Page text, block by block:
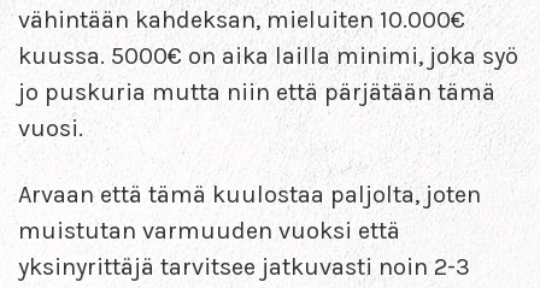
vähintään kahdeksan, mieluiten 10.000€
kuussa. 5000€ on aika lailla minimi, joka syö
jo puskuria mutta niin että pärjätään tämä
vuosi.
Arvaan että tämä kuulostaa paljolta, joten
muistutan varmuuden vuoksi että
yksinyrittäjä tarvitsee jatkuvasti noin 2-3